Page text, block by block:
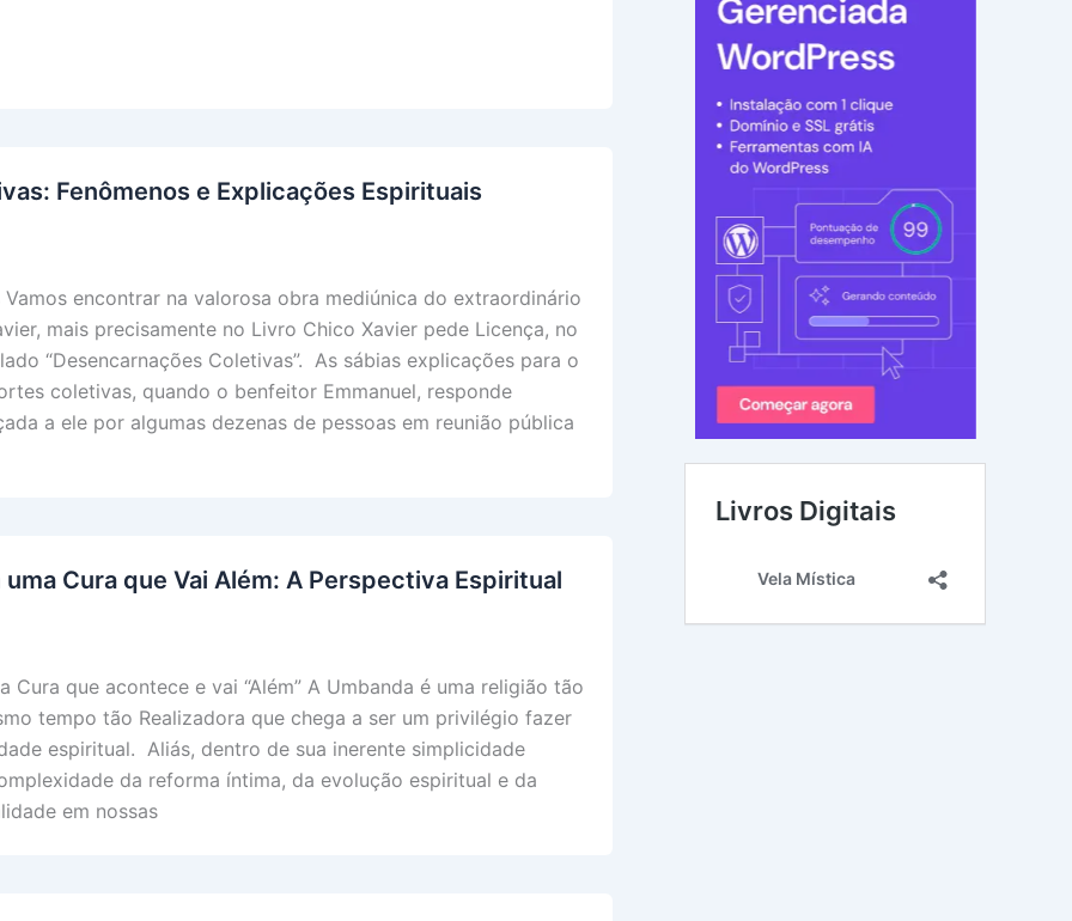
Fenômenos e Explicações Espirituais
encontrar na valorosa obra mediúnica do extraordinário
mais precisamente no Livro Chico Xavier pede Licença, no
“Desencarnações Coletivas”. As sábias explicações para o
coletivas, quando o benfeitor Emmanuel, responde
a ele por algumas dezenas de pessoas em reunião pública
uma Cura que Vai Além: A Perspectiva Espiritual
Cura que acontece e vai “Além” A Umbanda é uma religião tão
tempo tão Realizadora que chega a ser um privilégio fazer
espiritual. Aliás, dentro de sua inerente simplicidade
da reforma íntima, da evolução espiritual e da
em nossas